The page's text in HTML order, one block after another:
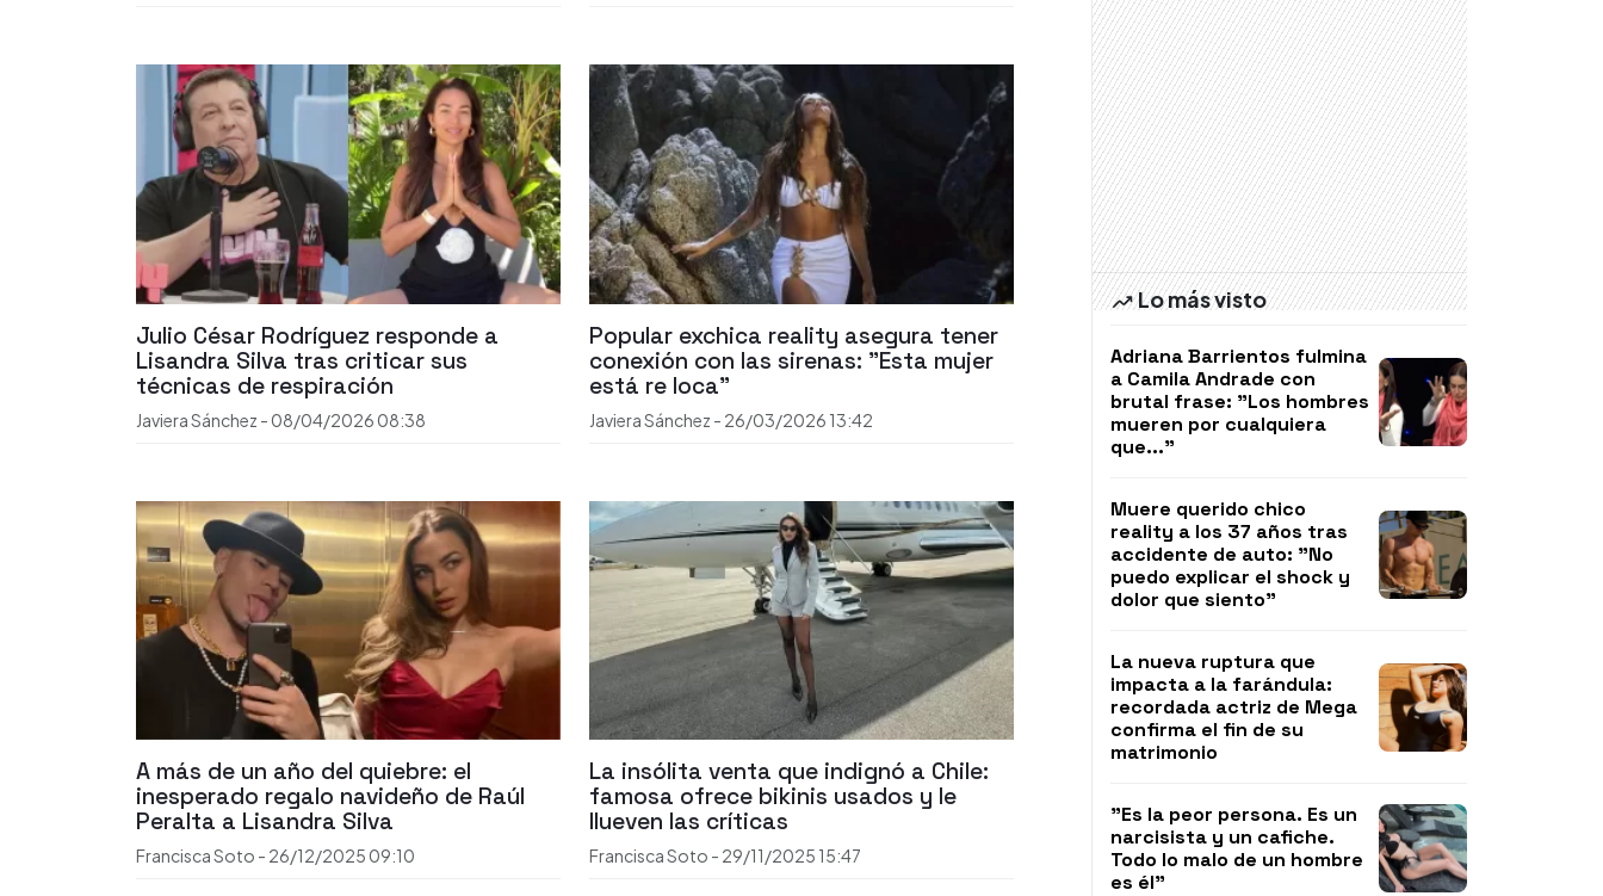
Julio César Rodríguez responde a
Lisandra Silva tras criticar sus
técnicas de respiración
Javiera Sánchez - 08/04/2026 08:38
Popular exchica reality asegura tener
conexión con las sirenas: "Esta mujer
está re loca"
Javiera Sánchez - 26/03/2026 13:42
A más de un año del quiebre: el
inesperado regalo navideño de Raúl
Peralta a Lisandra Silva
Francisca Soto - 26/12/2025 09:10
La insólita venta que indignó a Chile:
famosa ofrece bikinis usados y le
llueven las críticas
Francisca Soto - 29/11/2025 15:47
Lo más visto
Adriana Barrientos fulmina
a Camila Andrade con
brutal frase: "Los hombres
mueren por cualquiera
que..."
Muere querido chico
reality a los 37 años tras
accidente de auto: "No
puedo explicar el shock y
dolor que siento"
La nueva ruptura que
impacta a la farándula:
recordada actriz de Mega
confirma el fin de su
matrimonio
"Es la peor persona. Es un
narcisista y un cafiche.
Todo lo malo de un hombre
es él"